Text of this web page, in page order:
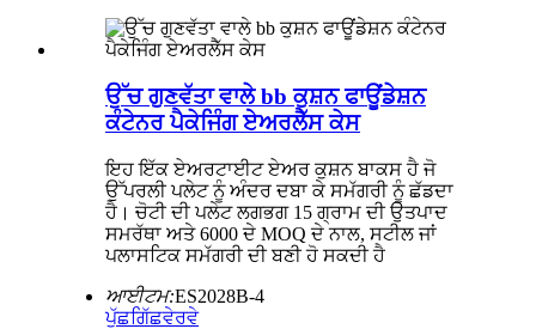
ਉੱਚ ਗੁਣਵੱਤਾ ਵਾਲੇ bb ਕੁਸ਼ਨ ਫਾਊਂਡੇਸ਼ਨ
ਕੰਟੇਨਰ ਪੈਕੇਜਿੰਗ ਏਅਰਲੈੱਸ ਕੇਸ
ਇਹ ਇੱਕ ਏਅਰਟਾਈਟ ਏਅਰ ਕੁਸ਼ਨ ਬਾਕਸ ਹੈ ਜੋ
ਉੱਪਰਲੀ ਪਲੇਟ ਨੂੰ ਅੰਦਰ ਦਬਾ ਕੇ ਸਮੱਗਰੀ ਨੂੰ ਛੱਡਦਾ
ਹੈ। ਚੋਟੀ ਦੀ ਪਲੇਟ ਲਗਭਗ 15 ਗ੍ਰਾਮ ਦੀ ਉਤਪਾਦ
ਸਮਰੱਥਾ ਅਤੇ 6000 ਦੇ MOQ ਦੇ ਨਾਲ, ਸਟੀਲ ਜਾਂ
ਪਲਾਸਟਿਕ ਸਮੱਗਰੀ ਦੀ ਬਣੀ ਹੋ ਸਕਦੀ ਹੈ
ਆਈਟਮ:ES2028B-4
ਪੁੱਛਗਿੱਛਵੇਰਵੇ